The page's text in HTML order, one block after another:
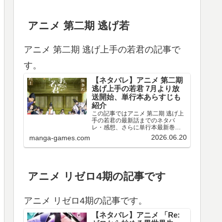
アニメ 第二期 逃げ若
アニメ 第二期 逃げ上手の若君の記事で
す。
【ネタバレ】アニメ 第二期
逃げ上手の若君 7月より放
送開始、単行本あらすじも
紹介
この記事ではアニメ 第二期 逃げ上
手の若君の最新話までのネタバ
レ・感想、さらに単行本最新巻ま
でのあらすじ・まとめ等をご紹介
します。TVアニメ 逃げ上手の若君
第十三～十五回のネタバレ、感想
manga-games.com 2026.06.20
アニメ リゼロ4期の記事です
アニメ リゼロ4期の記事です。
【ネタバレ】アニメ 「Re: